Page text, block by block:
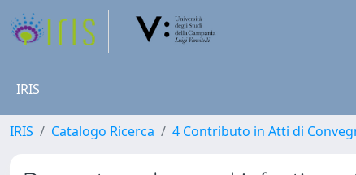
IRIS
IRIS Catalogo Ricerca 4 Contributo in Atti di